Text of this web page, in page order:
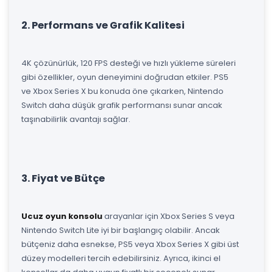
2. Performans ve Grafik Kalitesi
4K çözünürlük, 120 FPS desteği ve hızlı yükleme süreleri
gibi özellikler, oyun deneyimini doğrudan etkiler. PS5
ve Xbox Series X bu konuda öne çıkarken, Nintendo
Switch daha düşük grafik performansı sunar ancak
taşınabilirlik avantajı sağlar.
3. Fiyat ve Bütçe
Ucuz oyun konsoluarayanlar için Xbox Series S veya
Nintendo Switch Lite iyi bir başlangıç olabilir. Ancak
bütçeniz daha esnekse, PS5 veya Xbox Series X gibi üst
düzey modelleri tercih edebilirsiniz. Ayrıca, ikinci el